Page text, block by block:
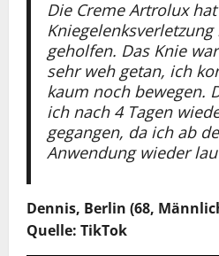
Die Creme Artrolux
geholfen. Das Knie
sehr weh getan, ich
kaum noch bewegen.
ich nach 4 Tagen
gegangen, da ich ab
Anwendung wieder
Dennis, Berlin (68,
Quelle: TikTok